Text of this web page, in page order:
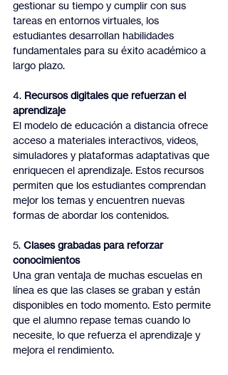
gestionar su tiempo y cumplir con sus
tareas en entornos virtuales, los
estudiantes desarrollan habilidades
fundamentales para su éxito académico a
largo plazo.
4. Recursos digitales que refuerzan el
aprendizaje
El modelo de educación a distancia ofrece
acceso a materiales interactivos, videos,
simuladores y plataformas adaptativas que
enriquecen el aprendizaje. Estos recursos
permiten que los estudiantes comprendan
mejor los temas y encuentren nuevas
formas de abordar los contenidos.
5. Clases grabadas para reforzar
conocimientos
Una gran ventaja de muchas escuelas en
línea es que las clases se graban y están
disponibles en todo momento. Esto permite
que el alumno repase temas cuando lo
necesite, lo que refuerza el aprendizaje y
mejora el rendimiento.